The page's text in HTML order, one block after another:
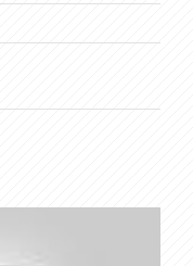
の驚きを私にも味わわ
いお願いします」と懇願
ずは自分で考えます！